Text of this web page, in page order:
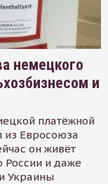
немецкого
и
платёжной
из Евросоюза
он живёт
России и даже
Украины